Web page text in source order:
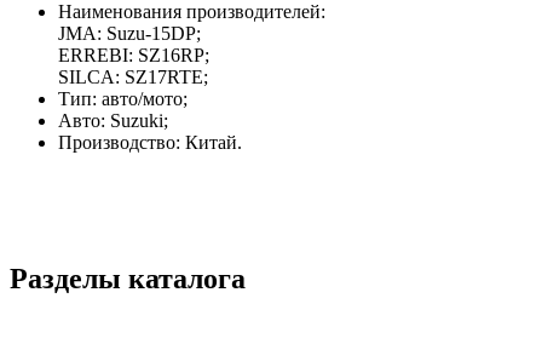
Наименования производителей:
JMA: Suzu-15DP;
ERREBI: SZ16RP;
SILCA: SZ17RTE;
Тип: авто/мото;
Авто: Suzuki;
Производство: Китай.
Разделы каталога